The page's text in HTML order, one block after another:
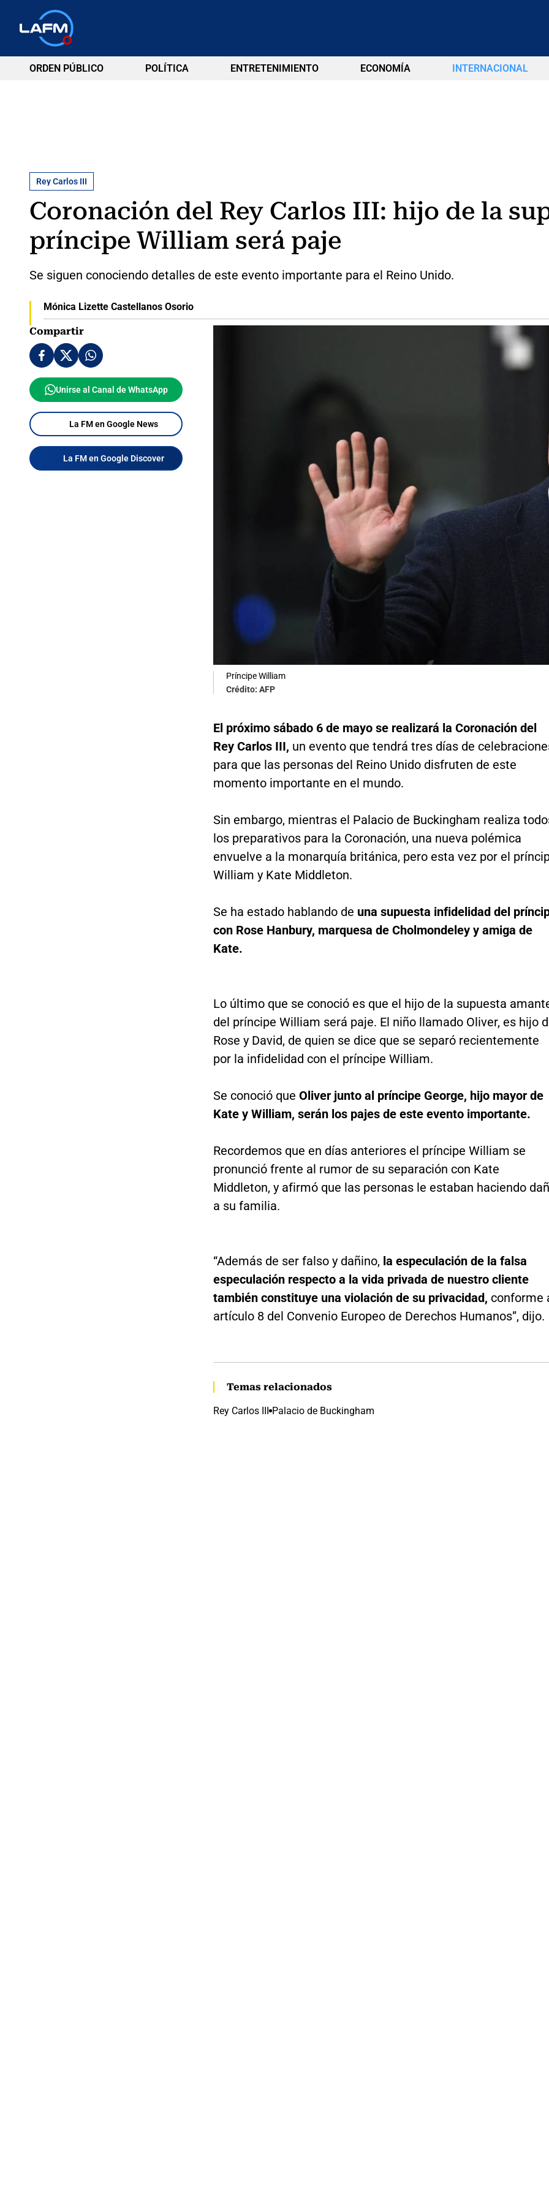
ORDEN PÚBLICO POLÍTICA ENTRETENIMIENTO ECONOMÍA INTERNACIONAL
Rey Carlos III
Coronación del Rey Carlos III: hijo de la
príncipe William será paje
Se siguen conociendo detalles de este evento importante para el Reino Unido.
Mónica Lizette Castellanos Osorio
Compartir
Unirse al Canal de WhatsApp
La FM en Google News
La FM en Google Discover
Príncipe William
Crédito: AFP
El próximo sábado 6 de mayo se realizará la Coronación del
Rey Carlos III, un evento que tendrá tres días de
para que las personas del Reino Unido disfruten de este
momento importante en el mundo.
Sin embargo, mientras el Palacio de Buckingham realiza
los preparativos para la Coronación, una nueva polémica
envuelve a la monarquía británica, pero esta vez por el
William y Kate Middleton.
Se ha estado hablando de una supuesta infidelidad del
con Rose Hanbury, marquesa de Cholmondeley y amiga de
Kate.
Lo último que se conoció es que el hijo de la supuesta
del príncipe William será paje. El niño llamado Oliver, es hijo
Rose y David, de quien se dice que se separó recientemente
por la infidelidad con el príncipe William.
Se conoció que Oliver junto al príncipe George, hijo mayor de
Kate y William, serán los pajes de este evento importante.
Recordemos que en días anteriores el príncipe William se
pronunció frente al rumor de su separación con Kate
Middleton, y afirmó que las personas le estaban haciendo
a su familia.
“Además de ser falso y dañino, la especulación de la falsa
especulación respecto a la vida privada de nuestro cliente
también constituye una violación de su privacidad, conforme
artículo 8 del Convenio Europeo de Derechos Humanos”, dijo.
Temas relacionados
Rey Carlos III Palacio de Buckingham